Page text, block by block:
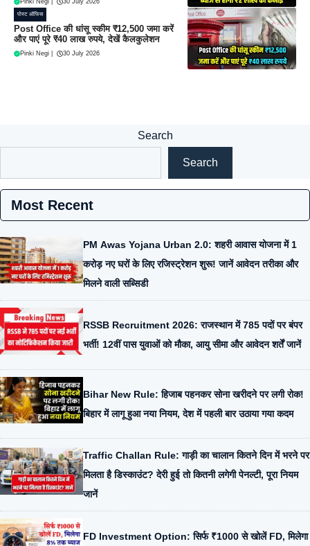
Pinki Negi 30 July 2026
पोस्ट ऑफिस
Post Office की धांसू स्कीम ₹12,500 जमा करें
और पाएं पूरे ₹40 लाख रुपये, देखें कैलकुलेशन
Pinki Negi 30 July 2026
Search
Search
Most Recent
PM Awas Yojana Urban 2.0: शहरी आवास योजना में 1
करोड़ नए घरों के लिए रजिस्ट्रेशन शुरू! जानें आवेदन तरीका और
मिलने वाली सब्सिडी
RSSB Recruitment 2026: राजस्थान में 785 पदों पर बंपर
भर्ती! 12वीं पास युवाओं को मौका, आयु सीमा और आवेदन शर्तें जानें
Bihar New Rule: हिजाब पहनकर सोना खरीदने पर लगी रोक!
बिहार में लागू हुआ नया नियम, देश में पहली बार उठाया गया कदम
Traffic Challan Rule: गाड़ी का चालान कितने दिन में भरने पर
मिलता है डिस्काउंट? देरी हुई तो कितनी लगेगी पेनल्टी, पूरा नियम
जानें
FD Investment Option: सिर्फ ₹1000 से खोलें FD, मिलेगा